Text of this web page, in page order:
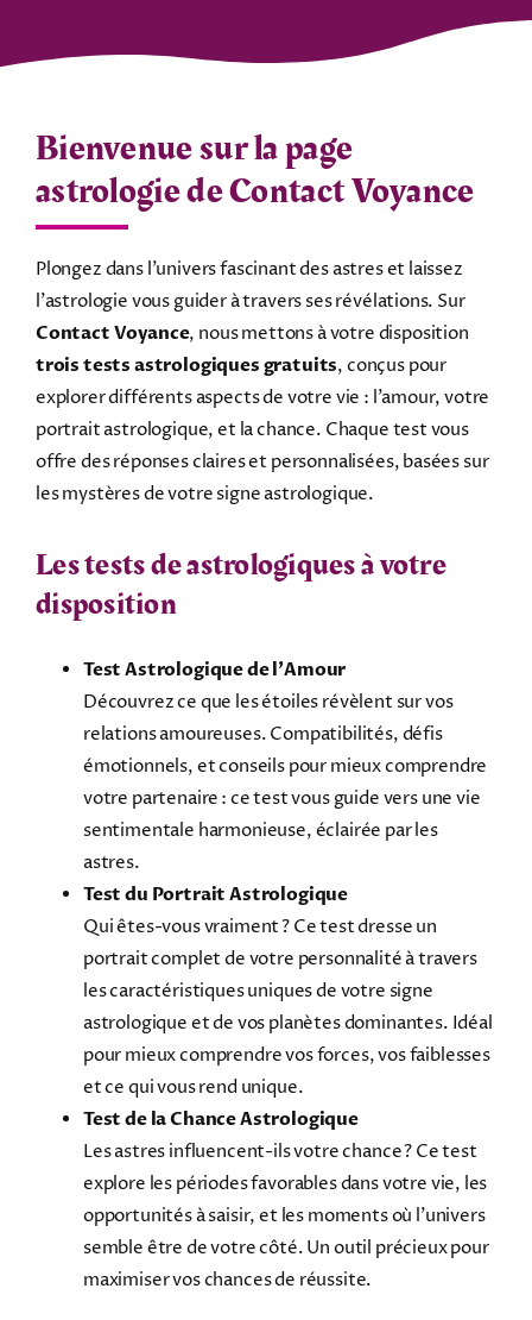
Bienvenue sur la page
astrologie de Contact Voyance
Plongez dans l’univers fascinant des astres et laissez
l’astrologie vous guider à travers ses révélations. Sur
Contact Voyance, nous mettons à votre disposition
trois tests astrologiques gratuits, conçus pour
explorer différents aspects de votre vie : l’amour, votre
portrait astrologique, et la chance. Chaque test vous
offre des réponses claires et personnalisées, basées sur
les mystères de votre signe astrologique.
Les tests de astrologiques à votre
disposition
Test Astrologique de l’Amour
Découvrez ce que les étoiles révèlent sur vos
relations amoureuses. Compatibilités, défis
émotionnels, et conseils pour mieux comprendre
votre partenaire : ce test vous guide vers une vie
sentimentale harmonieuse, éclairée par les
astres.
Test du Portrait Astrologique
Qui êtes-vous vraiment ? Ce test dresse un
portrait complet de votre personnalité à travers
les caractéristiques uniques de votre signe
astrologique et de vos planètes dominantes. Idéal
pour mieux comprendre vos forces, vos faiblesses
et ce qui vous rend unique.
Test de la Chance Astrologique
Les astres influencent-ils votre chance ? Ce test
explore les périodes favorables dans votre vie, les
opportunités à saisir, et les moments où l’univers
semble être de votre côté. Un outil précieux pour
maximiser vos chances de réussite.